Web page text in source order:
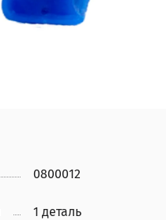
0800012
1 деталь